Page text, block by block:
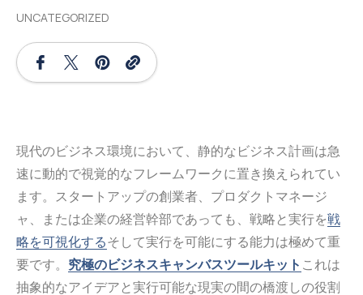
UNCATEGORIZED
現代のビジネス環境において、静的なビジネス計画は急
速に動的で視覚的なフレームワークに置き換えられてい
ます。スタートアップの創業者、プロダクトマネージ
ャ、または企業の経営幹部であっても、戦略と実行を戦
略を可視化するそして実行を可能にする能力は極めて重
要です。 究極のビジネスキャンバスツールキット これは
抽象的なアイデアと実行可能な現実の間の橋渡しの役割